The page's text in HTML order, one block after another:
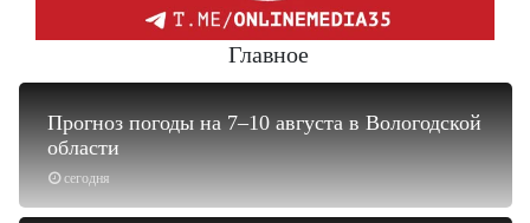
Главное
сегодня
Прогноз погоды на 7–10 августа в Вологодской
области